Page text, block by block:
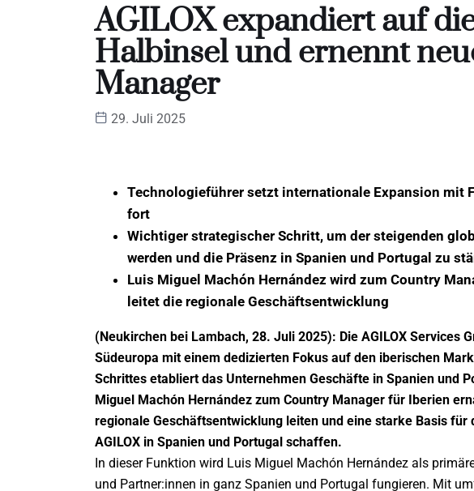
AGILOX expandiert auf
Halbinsel und ernennt
Manager
29. Juli 2025
Technologieführer setzt internationale Expansion mit
fort
Wichtiger strategischer Schritt, um der steigenden
werden und die Präsenz in Spanien und Portugal zu
Luis Miguel Machón Hernández wird zum Country
leitet die regionale Geschäftsentwicklung
(Neukirchen bei Lambach, 28. Juli 2025): Die AGILOX Services
Südeuropa mit einem dedizierten Fokus auf den iberischen
Schrittes etabliert das Unternehmen Geschäfte in Spanien und
Miguel Machón Hernández zum Country Manager für Iberien
regionale Geschäftsentwicklung leiten und eine starke Basis für
AGILOX in Spanien und Portugal schaffen.
In dieser Funktion wird Luis Miguel Machón Hernández als
und Partner:innen in ganz Spanien und Portugal fungieren. Mit